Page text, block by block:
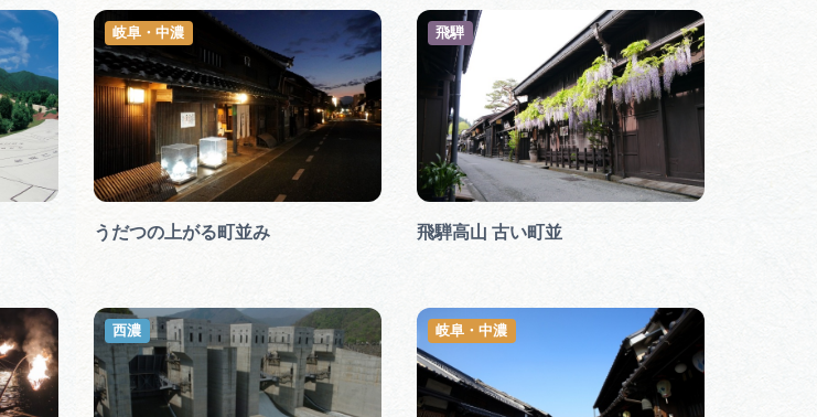
うだつの上がる町並み
岐阜・中濃
飛騨高山 古い町並
飛騨
西濃 岐阜・中濃